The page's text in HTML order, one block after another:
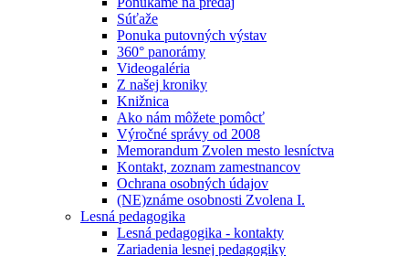
Súťaže
Ponuka putovných výstav
360° panorámy
Videogaléria
Z našej kroniky
Knižnica
Ako nám môžete pomôcť
Výročné správy od 2008
Memorandum Zvolen mesto lesníctva
Kontakt, zoznam zamestnancov
Ochrana osobných údajov
(NE)známe osobnosti Zvolena I.
Lesná pedagogika
Lesná pedagogika - kontakty
Zariadenia lesnej pedagogiky